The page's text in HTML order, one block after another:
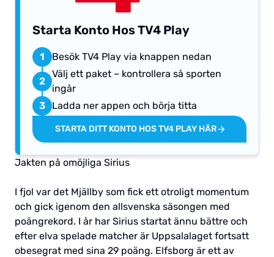
Starta Konto Hos TV4 Play
1 Besök TV4 Play via knappen nedan
2
Välj ett paket – kontrollera så sporten
ingår
3
Ladda ner appen och börja titta
STARTA DITT KONTO HOS TV4 PLAY HÄR
Jakten på omöjliga Sirius
I fjol var det Mjällby som fick ett otroligt momentum
och gick igenom den allsvenska säsongen med
poängrekord. I år har Sirius startat ännu bättre och
efter elva spelade matcher är Uppsalalaget fortsatt
obesegrat med sina 29 poäng. Elfsborg är ett av